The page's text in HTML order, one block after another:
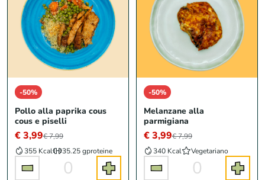
-50%
Pollo alla paprika cous
cous e piselli
€ 3,99€ 7,99
355 Kcal
35.25 gproteine
0
-50%
Melanzane alla
parmigiana
€ 3,99€ 7,99
340 Kcal
Vegetariano
0